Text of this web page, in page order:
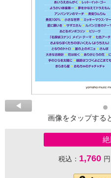
画像をタップする
税込： 1,760